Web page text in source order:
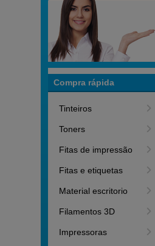
Compra rápida
Tinteiros
Toners
Fitas de impressão
Fitas e etiquetas
Material escritorio
Filamentos 3D
Impressoras